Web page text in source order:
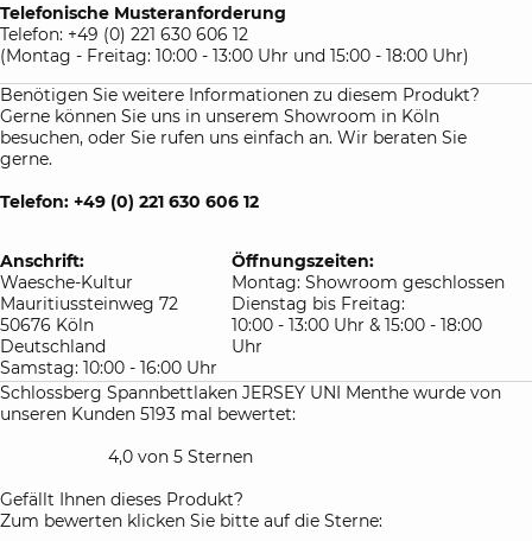
Telefonische Musteranforderung
Telefon: +49 (0) 221 630 606 12
(Montag - Freitag: 10:00 - 13:00 Uhr und 15:00 - 18:00 Uhr)
Benötigen Sie weitere Informationen zu diesem Produkt?
Gerne können Sie uns in unserem Showroom in Köln
besuchen, oder Sie rufen uns einfach an. Wir beraten Sie
gerne.
Telefon: +49 (0) 221 630 606 12
Anschrift:
Waesche-Kultur
Mauritiussteinweg 72
50676 Köln
Deutschland
Öffnungszeiten:
Montag: Showroom geschlossen
Dienstag bis Freitag:
10:00 - 13:00 Uhr & 15:00 - 18:00
Uhr
Samstag: 10:00 - 16:00 Uhr
Schlossberg Spannbettlaken JERSEY UNI Menthe wurde von
unseren Kunden 5193 mal bewertet:
4,0 von 5 Sternen
Gefällt Ihnen dieses Produkt?
Zum bewerten klicken Sie bitte auf die Sterne: